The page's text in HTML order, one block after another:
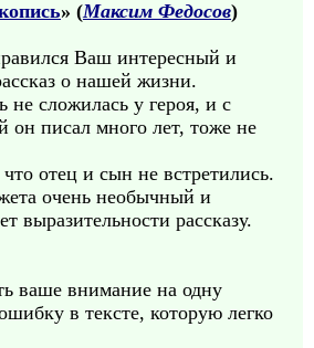
» (Максим Федосов)
Ваш интересный и
о нашей жизни.
не сложилась у героя, и с
он писал много лет, тоже не
отец и сын не встретились.
очень необычный и
выразительности рассказу.
ваше внимание на одну
в тексте, которую легко